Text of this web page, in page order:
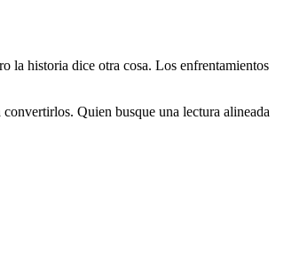
la historia dice otra cosa. Los enfrentamientos
Quien busque una lectura alineada